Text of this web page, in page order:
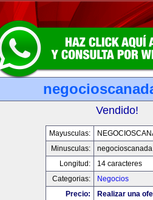
Vendido!
Mayusculas:
Minusculas:
Longitud:
14 caracteres
Categorias:
Negocios
Precio:
Realizar una